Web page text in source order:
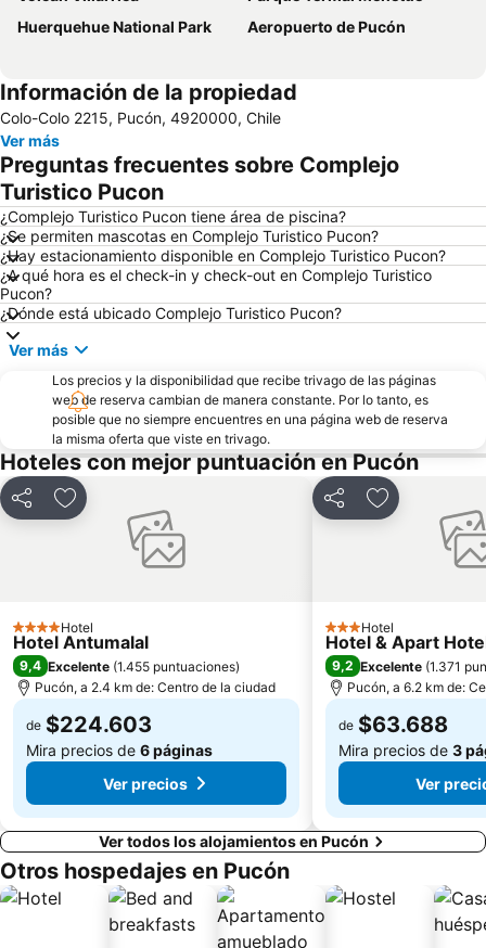
Huerquehue National Park
Aeropuerto de Pucón
Información de la propiedad
Colo-Colo 2215, Pucón, 4920000, Chile
Ver más
Preguntas frecuentes sobre Complejo
Turistico Pucon
¿Complejo Turistico Pucon tiene área de piscina?
¿Se permiten mascotas en Complejo Turistico Pucon?
¿Hay estacionamiento disponible en Complejo Turistico Pucon?
¿A qué hora es el check-in y check-out en Complejo Turistico
Pucon?
¿Dónde está ubicado Complejo Turistico Pucon?
Ver más
Los precios y la disponibilidad que recibe trivago de las páginas
web de reserva cambian de manera constante. Por lo tanto, es
posible que no siempre encuentres en una página web de reserva
la misma oferta que viste en trivago.
Hoteles con mejor puntuación en Pucón
CompartirAgregar a favoritos
4 Estrellas
Hotel
Hotel Antumalal
9,4 Excelente (1.455 puntuaciones)
Pucón, a 2.4 km de: Centro de la ciudad
de $224.603
Mira precios de 6 páginas
Ver precios
CompartirAgregar a
3 Estrellas
Hotel
Hotel & Apart
9,2 Excelente (1.371
Pucón, a 6.2 km de:
de $63.688
Mira precios de 3
Ver
Ver todos los alojamientos en Pucón
Otros hospedajes en Pucón